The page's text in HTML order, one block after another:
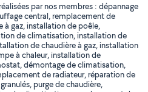
par nos membres : dépannage
central, remplacement de
à gaz, installation de poêle,
de climatisation, installation de
de chaudière à gaz, installation
à chaleur, installation de
démontage de climatisation,
de radiateur, réparation de
purge de chaudière,